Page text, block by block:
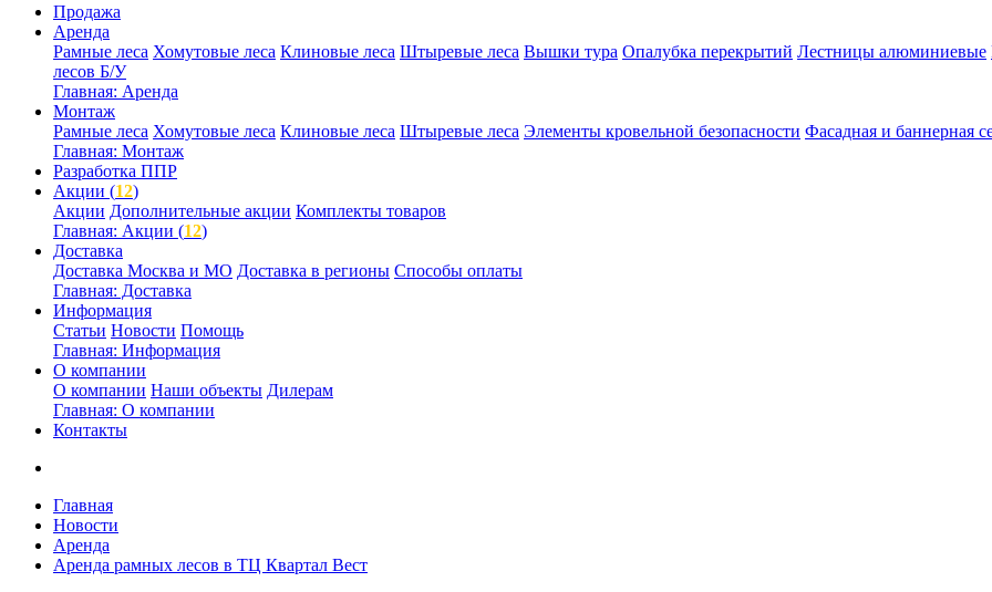
Продажа
Аренда
Рамные леса Хомутовые леса Клиновые леса Штыревые леса Вышки тура Опалубка перекрытий Лестницы алюминиевые
лесов Б/У
Главная: Аренда
Монтаж
Рамные леса Хомутовые леса Клиновые леса Штыревые леса Элементы кровельной безопасности Фасадная и баннерная
Главная: Монтаж
Разработка ППР
Акции (12)
Акции Дополнительные акции Комплекты товаров
Главная: Акции (12)
Доставка
Доставка Москва и МО Доставка в регионы Способы оплаты
Главная: Доставка
Информация
Статьи Новости Помощь
Главная: Информация
О компании
О компании Наши объекты Дилерам
Главная: О компании
Контакты
Главная
Новости
Аренда
Аренда рамных лесов в ТЦ Квартал Вест